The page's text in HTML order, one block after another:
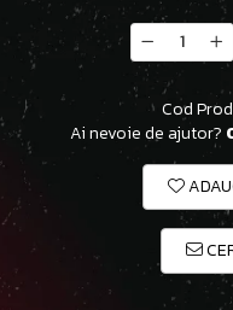
Cod
Ai nevoie de ajutor?